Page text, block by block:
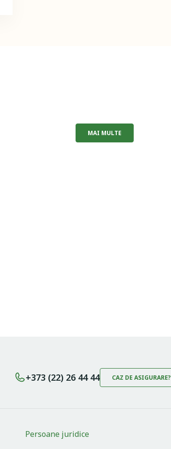
MAI MULTE
+373 (22) 26 44 44 CAZ DE ASIGURARE?
Persoane juridice